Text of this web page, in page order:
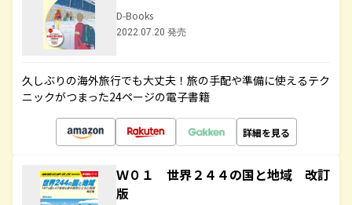
D-Books
2022.07.20 発売
久しぶりの海外旅行でも大丈夫！旅の手配や準備に使えるテク
ニックがつまった24ページの電子書籍
詳細を見る
Ｗ０１ 世界２４４の国と地域 改訂
版